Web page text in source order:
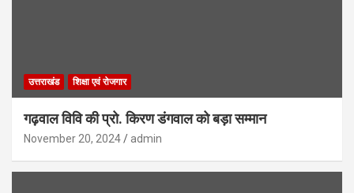
उत्तराखंड शिक्षा एवं रोजगार
गढ़वाल विवि की प्रो. किरण डंगवाल को बड़ा सम्मान
November 20, 2024 admin